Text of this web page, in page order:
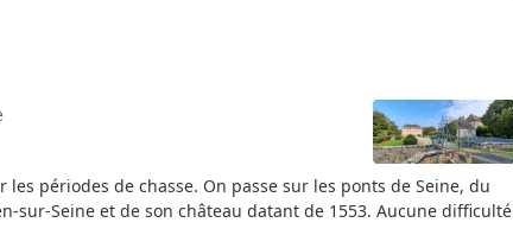
périodes de chasse. On passe sur les ponts de Seine, du
sur-Seine et de son château datant de 1553. Aucune difficulté